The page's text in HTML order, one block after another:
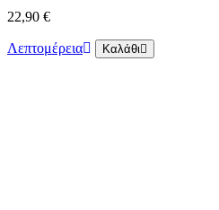
22,90 €
Λεπτομέρεια Καλάθι